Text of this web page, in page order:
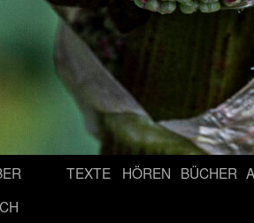
TEXTE HÖREN BÜCHER